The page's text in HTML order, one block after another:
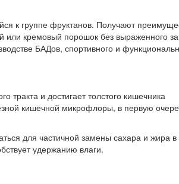
к группе фруктанов. Получают
или кремовый порошок без выраженного
БАДов, спортивного и
и достигает толстого кишечника
кишечной микрофлоры, в первую
для частичной замены сахара и жира в
удержанию влаги.